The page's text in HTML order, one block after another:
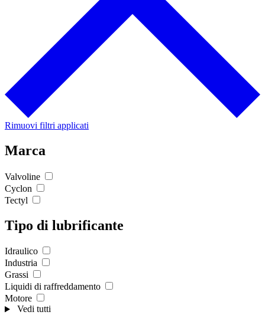
Rimuovi filtri applicati
Marca
Valvoline
Cyclon
Tectyl
Tipo di lubrificante
Idraulico
Industria
Grassi
Liquidi di raffreddamento
Motore
Vedi tutti